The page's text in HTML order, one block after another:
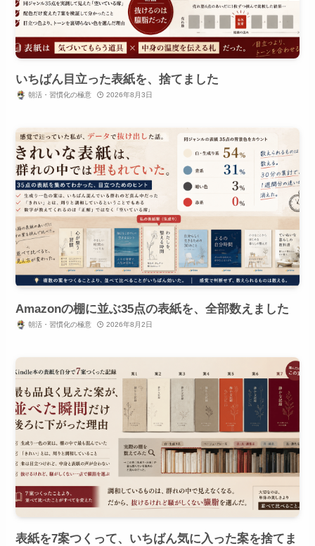
いちばん目立った表紙を、捨てました
朝活・習慣化の極意 2026年8月3日
Amazonの棚に並ぶ35点の表紙を、全部数えました
朝活・習慣化の極意 2026年8月2日
表紙を7案つくって、いちばん気に入った案を捨てま